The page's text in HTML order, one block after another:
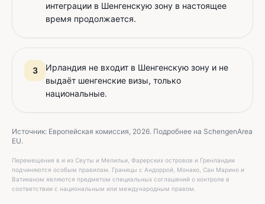
интеграции в Шенгенскую зону в настоящее
время продолжается.
3
Ирландия не входит в Шенгенскую зону и не
выдаёт шенгенские визы, только
национальные.
Источник: Европейская комиссия, 2026. Подробнее на SchengenArea
EU.
Перемещения в и из Сеуты и Мелильи, Фарерских островов и Гренландии
подчиняются особым правилам. Границы с Андоррой, Монако, Сан Марино и
Ватиканом являются предметом специальных соглашений о контроле в
соответствии с национальным или международным правом.